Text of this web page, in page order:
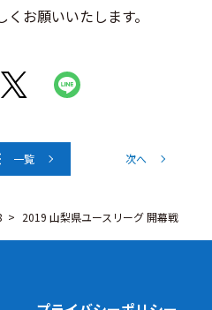
お願いいたします。
一覧 次へ
2019 山梨県ユースリーグ 開幕戦